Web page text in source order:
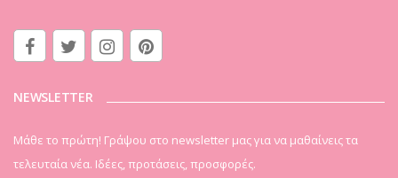
NEWSLETTER
Μάθε το πρώτη! Γράψου στο newsletter μας για να μαθαίνεις τα
τελευταία νέα. Ιδέες, προτάσεις, προσφορές.